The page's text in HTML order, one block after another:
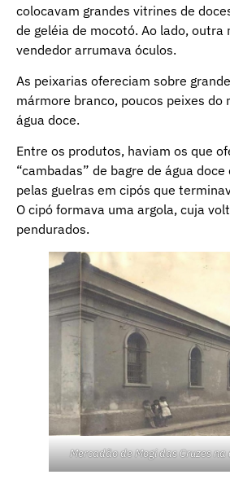
colocavam grandes vitrines de
de geléia de mocotó. Ao lado, outra
vendedor arrumava óculos.
As peixarias ofereciam sobre
mármore branco, poucos peixes do
água doce.
Entre os produtos, haviam os que
“cambadas” de bagre de água
pelas guelras em cipós que
O cipó formava uma argola, cuja
pendurados.
Mercadão de Mogi das Cruzes